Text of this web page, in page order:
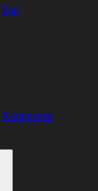
Pop
Kommentar